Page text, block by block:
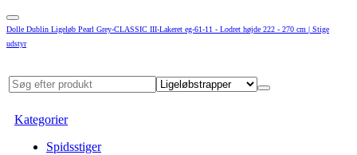
Dolle Dublin Ligeløb Pearl Grey-CLASSIC III-Lakeret eg-61-11 - Lodret højde 222 - 270 cm | Stige
udstyr
Kategorier
Spidsstiger